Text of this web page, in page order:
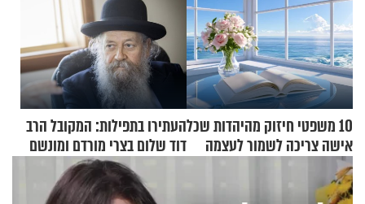
10 משפטי חיזוק מהיהדות שכל
אישה צריכה לשמור לעצמה
העתירו בתפילות: המקובל הרב
דוד שלום בצרי מורדם ומונשם